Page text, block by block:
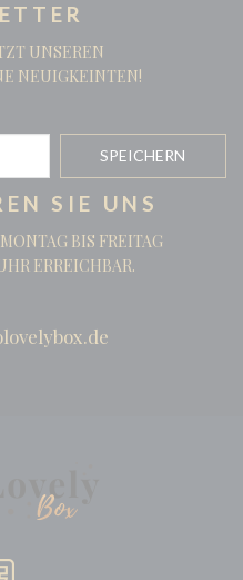
UNSEREN
NEUIGKEINTEN!
SIE UNS
BIS FREITAG
ERREICHBAR.